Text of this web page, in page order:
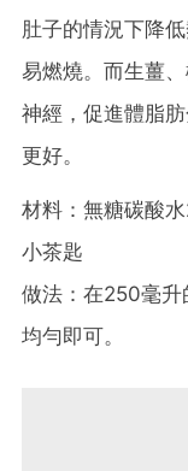
肚子的情況下降
易燃燒。而生薑
神經，促進體脂
更好。
材料：無糖碳酸
小茶匙
做法：在250毫升
均勻即可。